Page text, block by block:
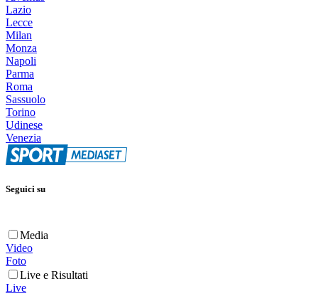
Lazio
Lecce
Milan
Monza
Napoli
Parma
Roma
Sassuolo
Torino
Udinese
Venezia
Seguici su
Media
Video
Foto
Live e Risultati
Live